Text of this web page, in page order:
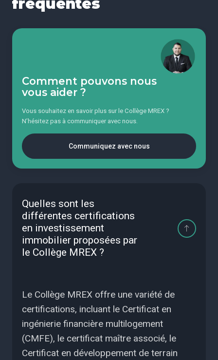
fréquentes
Comment pouvons nous
vous aider ?
Vous souhaitez en savoir plus sur le Collège MREX ?
N’hésitez pas à communiquer avec nous.
Communiquez avec nous
Quelles sont les
différentes certifications
en investissement
immobilier proposées par
le Collège MREX ?
Le Collège MREX offre une variété de
certifications, incluant le Certificat en
ingénierie financière multilogement
(CMFE), le certificat maître associé, le
Certificat en développement de terrain